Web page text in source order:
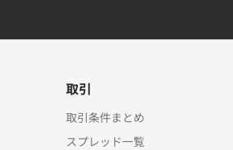
取引
取引条件まとめ
スプレッド一覧